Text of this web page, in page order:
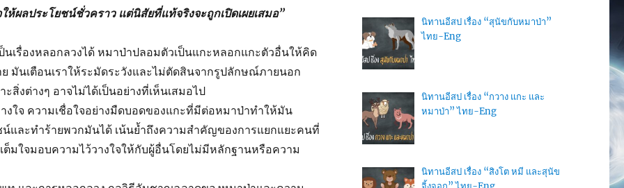
ห้ผลประโยชน์ชั่วคราว แต่นิสัยที่แท้จริงจะถูกเปิดเผยเสมอ”
นเรื่องหลอกลวงได้ หมาป่าปลอมตัวเป็นแกะหลอกแกะตัวอื่นให้คิด
มันเตือนเราให้ระมัดระวังและไม่ตัดสินจากรูปลักษณ์ภายนอก
าะสิ่งต่างๆ อาจไม่ได้เป็นอย่างที่เห็นเสมอไป
งใจ ความเชื่อใจอย่างมืดบอดของแกะที่มีต่อหมาป่าทำให้มัน
และทำร้ายพวกมันได้ เน้นย้ำถึงความสำคัญของการแยกแยะคนที่
เต็มใจมอบความไว้วางใจให้กับผู้อื่นโดยไม่มีหลักฐานหรือความ
นิทานอีสป เรื่อง “สุนัขกับหมาป่า”
ไทย-Eng
นิทานอีสป เรื่อง “กวาง แกะ และ
หมาป่า” ไทย-Eng
นิทานอีสป เรื่อง “สิงโต หมี และสุนัข